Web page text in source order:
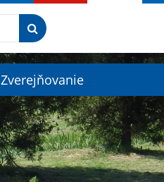
Zverejňovanie